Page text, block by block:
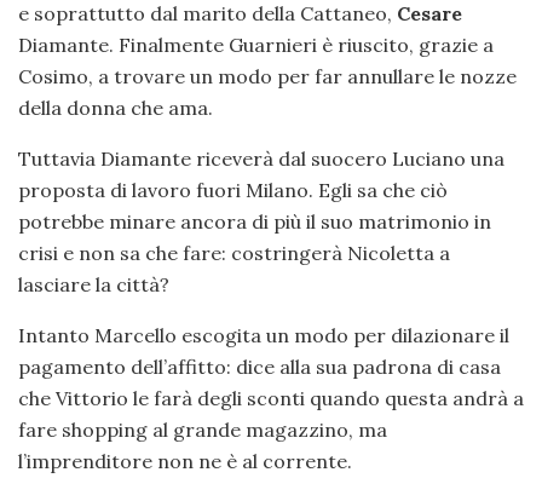
e soprattutto dal marito della Cattaneo, Cesare
Diamante. Finalmente Guarnieri è riuscito, grazie a
Cosimo, a trovare un modo per far annullare le nozze
della donna che ama.
Tuttavia Diamante riceverà dal suocero Luciano una
proposta di lavoro fuori Milano. Egli sa che ciò
potrebbe minare ancora di più il suo matrimonio in
crisi e non sa che fare: costringerà Nicoletta a
lasciare la città?
Intanto Marcello escogita un modo per dilazionare il
pagamento dell’affitto: dice alla sua padrona di casa
che Vittorio le farà degli sconti quando questa andrà a
fare shopping al grande magazzino, ma
l’imprenditore non ne è al corrente.